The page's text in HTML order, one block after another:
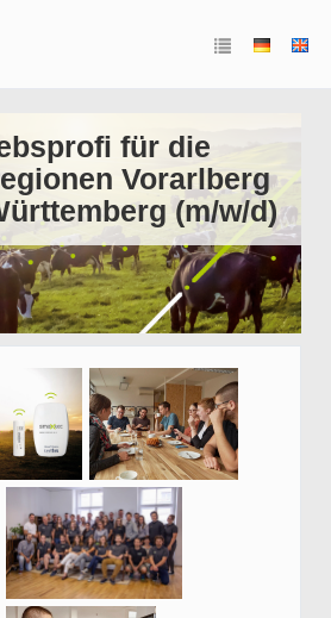
für die
Vorarlberg
(m/w/d)